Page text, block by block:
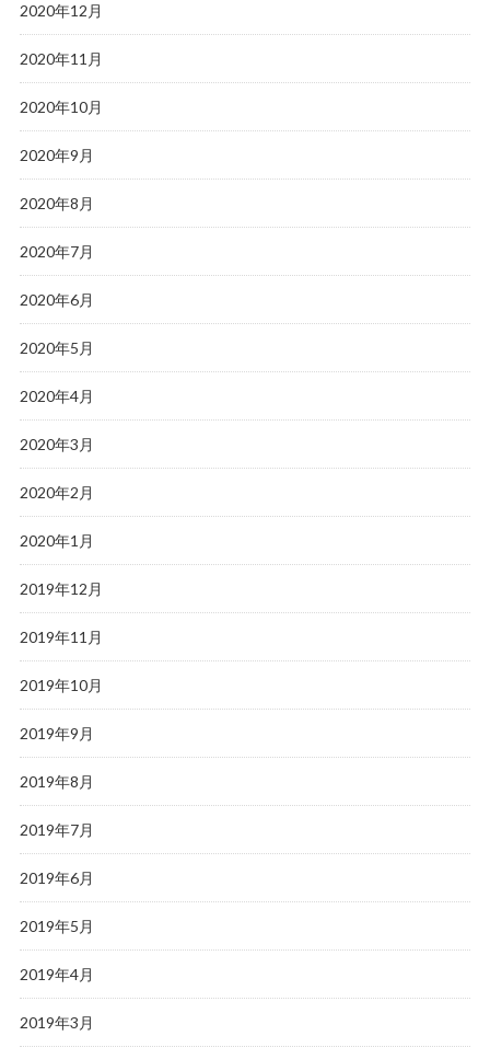
2020年12月
2020年11月
2020年10月
2020年9月
2020年8月
2020年7月
2020年6月
2020年5月
2020年4月
2020年3月
2020年2月
2020年1月
2019年12月
2019年11月
2019年10月
2019年9月
2019年8月
2019年7月
2019年6月
2019年5月
2019年4月
2019年3月